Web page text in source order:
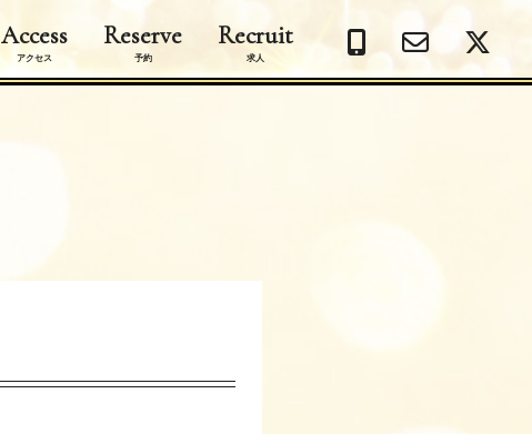
Access
アクセス
Reserve
予約
Recruit
求人